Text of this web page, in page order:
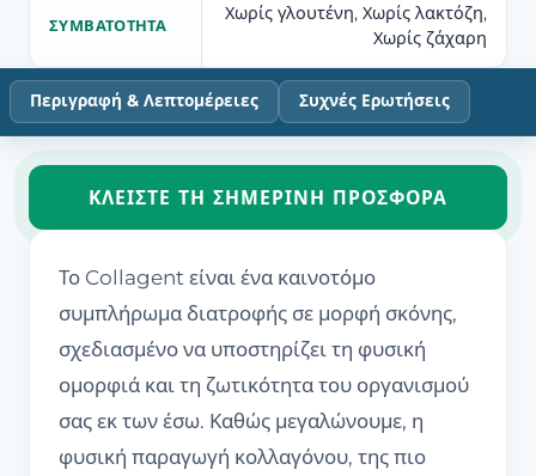
ΣΥΜΒΑΤΌΤΗΤΑ
Χωρίς γλουτένη, Χωρίς λακτόζη,
Χωρίς ζάχαρη
Περιγραφή & Λεπτομέρειες Συχνές Ερωτήσεις
ΚΛΕΊΣΤΕ ΤΗ ΣΗΜΕΡΙΝΉ ΠΡΟΣΦΟΡΆ
Το Collagent είναι ένα καινοτόμο
συμπλήρωμα διατροφής σε μορφή σκόνης,
σχεδιασμένο να υποστηρίζει τη φυσική
ομορφιά και τη ζωτικότητα του οργανισμού
σας εκ των έσω. Καθώς μεγαλώνουμε, η
φυσική παραγωγή κολλαγόνου, της πιο